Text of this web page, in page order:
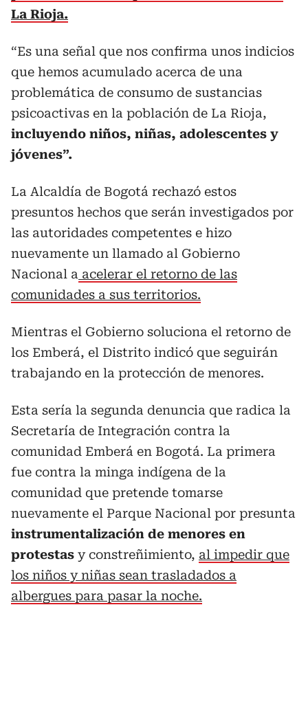
La Rioja.
“Es una señal que nos confirma unos indicios
que hemos acumulado acerca de una
problemática de consumo de sustancias
psicoactivas en la población de La Rioja,
incluyendo niños, niñas, adolescentes y
jóvenes”.
La Alcaldía de Bogotá rechazó estos
presuntos hechos que serán investigados por
las autoridades competentes e hizo
nuevamente un llamado al Gobierno
Nacional a acelerar el retorno de las
comunidades a sus territorios.
Mientras el Gobierno soluciona el retorno de
los Emberá, el Distrito indicó que seguirán
trabajando en la protección de menores.
Esta sería la segunda denuncia que radica la
Secretaría de Integración contra la
comunidad Emberá en Bogotá. La primera
fue contra la minga indígena de la
comunidad que pretende tomarse
nuevamente el Parque Nacional por presunta
instrumentalización de menores en
protestas y constreñimiento, al impedir que
los niños y niñas sean trasladados a
albergues para pasar la noche.